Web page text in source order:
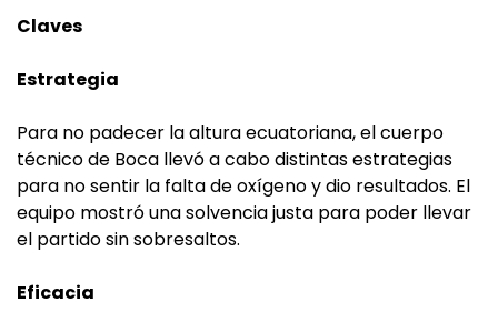
Claves
Estrategia
Para no padecer la altura ecuatoriana, el cuerpo
técnico de Boca llevó a cabo distintas estrategias
para no sentir la falta de oxígeno y dio resultados. El
equipo mostró una solvencia justa para poder llevar
el partido sin sobresaltos.
Eficacia